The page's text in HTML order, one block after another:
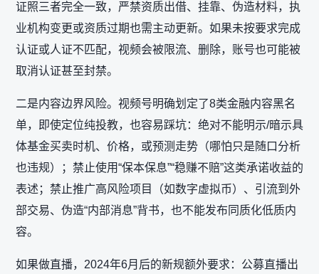
证照三者完全一致‌，严禁资质出借、挂靠、伪造材料，执
业机构变更或资质过期也需主动更新。如果未按要求完成
认证或人证不匹配，视频会被限流、删除，账号也可能被
取消认证甚至封禁。
二是内容边界风险。视频号明确划定了8类金融内容黑名
单，即使定位纯投教，也容易踩坑：绝对不能‌明示/暗示具
体基金买卖时机、价格，或预测走势‌（哪怕只是随口分析
也违规）；禁止使用“保本保息”“稳赚不赔”这类承诺收益的
表述；禁止推广高风险项目（如数字虚拟币）、引流到外
部交易、伪造“内部消息”背书，也不能发布同质化低质内
容。
如果做直播，2024年6月后的新规额外要求：公募直播出